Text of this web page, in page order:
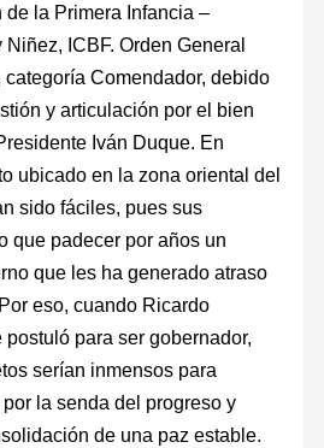
la Primera Infancia –
ICBF. Orden General
Comendador, debido
y articulación por el bien
Iván Duque. En
ubicado en la zona oriental del
sido fáciles, pues sus
que padecer por años un
que les ha generado atraso
eso, cuando Ricardo
para ser gobernador,
serían inmensos para
la senda del progreso y
de una paz estable.